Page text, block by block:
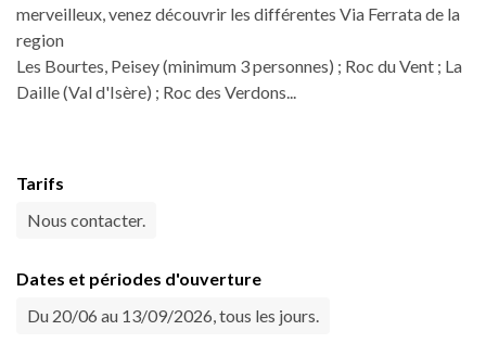
merveilleux, venez découvrir les différentes Via Ferrata de la
region
Les Bourtes, Peisey (minimum 3 personnes) ; Roc du Vent ; La
Daille (Val d'Isère) ; Roc des Verdons...
Tarifs
Nous contacter.
Dates et périodes d'ouverture
Du 20/06 au 13/09/2026, tous les jours.